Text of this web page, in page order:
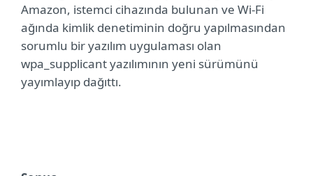
Amazon, istemci cihazında bulunan ve Wi-Fi
ağında kimlik denetiminin doğru yapılmasından
sorumlu bir yazılım uygulaması olan
wpa_supplicant yazılımının yeni sürümünü
yayımlayıp dağıttı.